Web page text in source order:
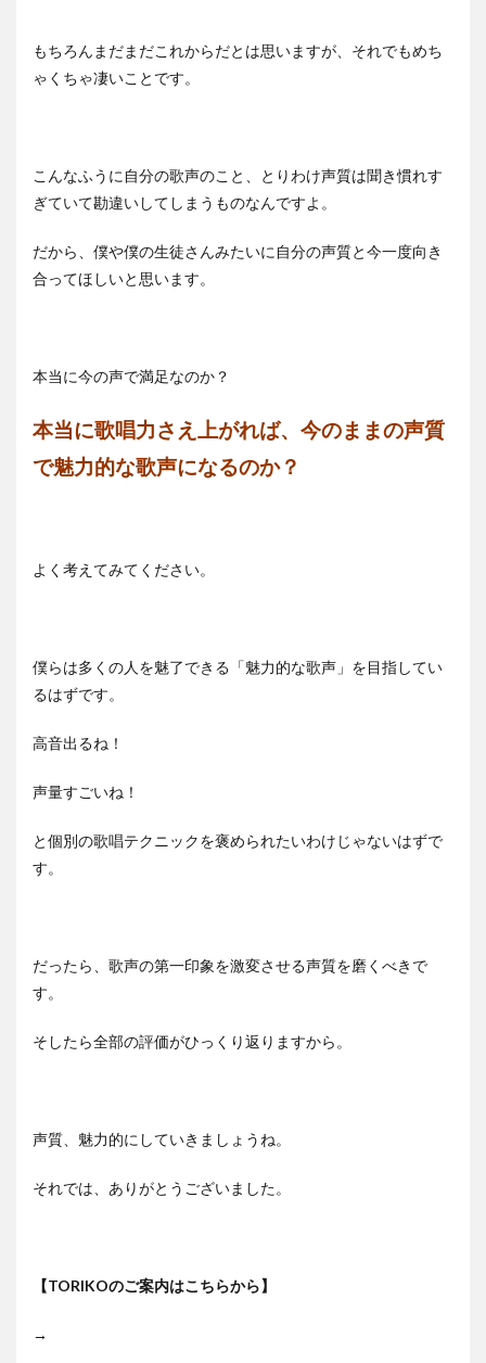
もちろんまだまだこれからだとは思いますが、それでもめち
ゃくちゃ凄いことです。
こんなふうに自分の歌声のこと、とりわけ声質は聞き慣れす
ぎていて勘違いしてしまうものなんですよ。
だから、僕や僕の生徒さんみたいに自分の声質と今一度向き
合ってほしいと思います。
本当に今の声で満足なのか？
本当に歌唱力さえ上がれば、今のままの声質
で魅力的な歌声になるのか？
よく考えてみてください。
僕らは多くの人を魅了できる「魅力的な歌声」を目指してい
るはずです。
高音出るね！
声量すごいね！
と個別の歌唱テクニックを褒められたいわけじゃないはずで
す。
だったら、歌声の第一印象を激変させる声質を磨くべきで
す。
そしたら全部の評価がひっくり返りますから。
声質、魅力的にしていきましょうね。
それでは、ありがとうございました。
【TORIKOのご案内はこちらから】
→